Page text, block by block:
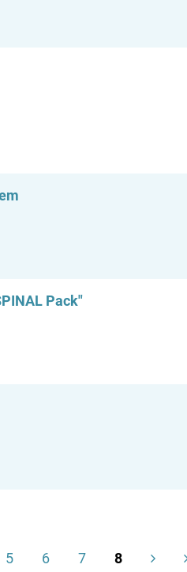
Pack"
5 6 7 8